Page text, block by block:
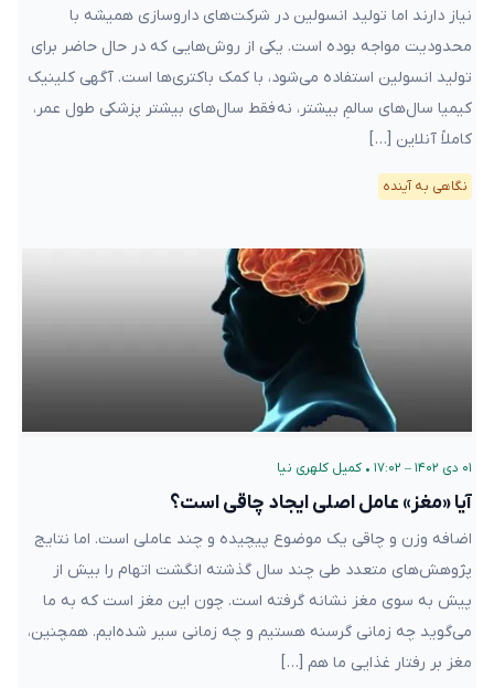
نیاز دارند اما تولید انسولین در شرکت‌های داروسازی همیشه با
محدودیت‌ مواجه بوده است. یکی از روش‌هایی که در حال حاضر برای
تولید انسولین استفاده می‌شود، با کمک باکتری‌ها است. آگهی کلینیک
کیمیا سال‌های سالمِ بیشتر، نه فقط سال‌های بیشتر پزشکی طول عمر،
کاملاً آنلاین […]
نگاهی به آینده
۰۱ دی ۱۴۰۲ – ۱۷:۰۲ • کمیل کلهری نیا
آیا «مغز» عامل اصلی ایجاد چاقی است؟
اضافه وزن و چاقی یک موضوع پیچیده و چند عاملی است. اما نتایج
پژوهش‌های متعدد طی چند سال گذشته انگشت اتهام را بیش از
پیش به سوی مغز نشانه گرفته است. چون این مغز است که به ما
می‌گوید چه زمانی گرسنه هستیم و چه زمانی سیر شده‌ایم. همچنین،
مغز بر رفتار غذایی ما هم […]